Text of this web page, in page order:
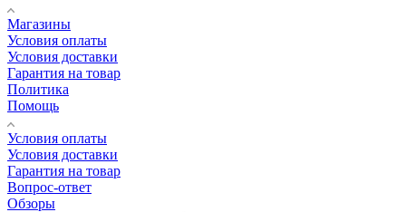
Магазины
Условия оплаты
Условия доставки
Гарантия на товар
Политика
Помощь
Условия оплаты
Условия доставки
Гарантия на товар
Вопрос-ответ
Обзоры